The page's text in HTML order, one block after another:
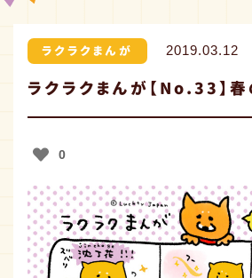
おしらせ
ラクラクまんが 2019.03.12
ラクラクまんが【No.33】
0